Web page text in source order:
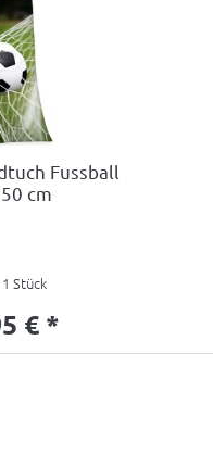
Fussball
cm
1 Stück
€ *